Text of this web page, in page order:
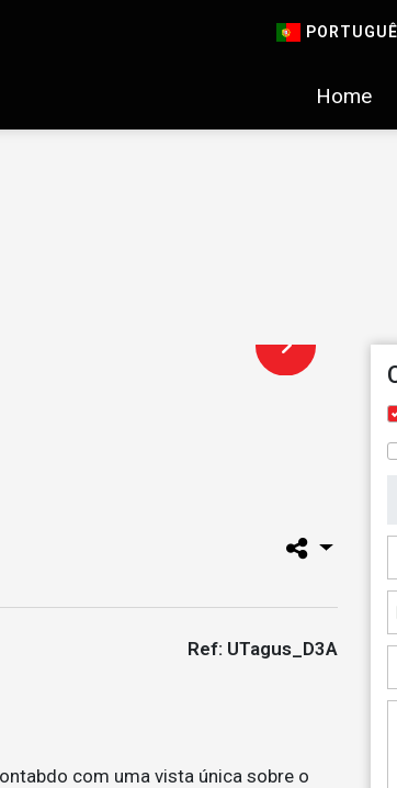
Home
Ref: UTagus_D3A
com uma vista única sobre o